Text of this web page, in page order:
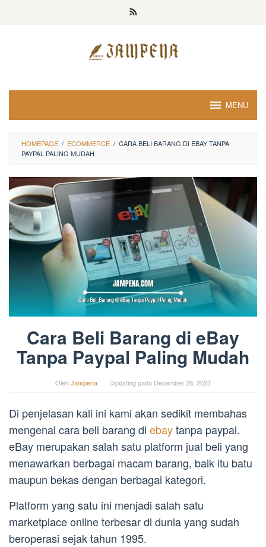
MENU
HOMEPAGE / ECOMMERCE / CARA BELI BARANG DI EBAY TANPA
PAYPAL PALING MUDAH
Cara Beli Barang di eBay
Tanpa Paypal Paling Mudah
OlehJampena Diposting pada Desember 28, 2023
Di penjelasan kali ini kami akan sedikit membahas
mengenai cara beli barang di ebaytanpa paypal.
eBay merupakan salah satu platform jual beli yang
menawarkan berbagai macam barang, baik itu batu
maupun bekas dengan berbagai kategori.
Platform yang satu ini menjadi salah satu
marketplace online terbesar di dunia yang sudah
beroperasi sejak tahun 1995.